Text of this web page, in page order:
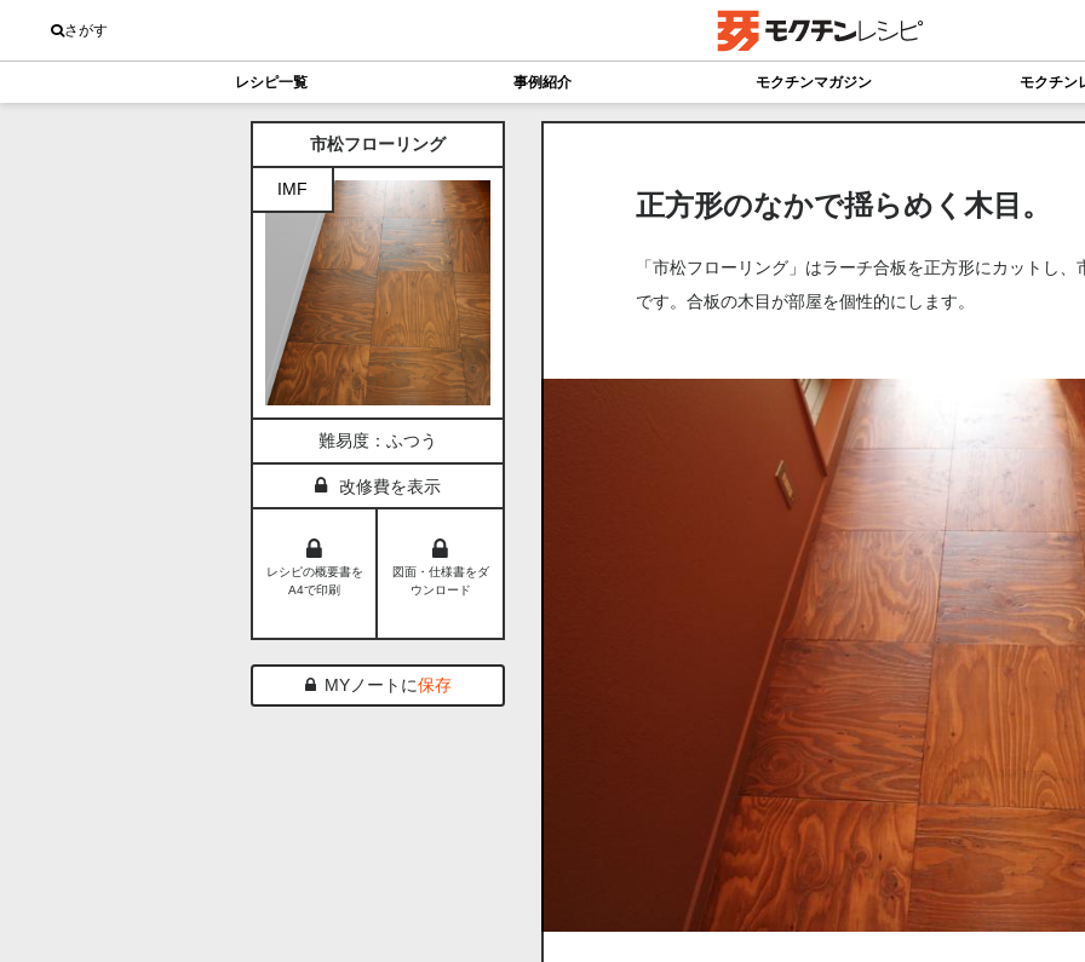
さがす
レシピ一覧 事例紹介 モクチンマガジン モクチン
市松フローリング
IMF
難易度：ふつう
改修費を表示
レシピの概要書を
A4で印刷
図面・仕様書をダ
ウンロード
MYノートに保存
正方形のなかで揺らめく木目。
「市松フローリング」はラーチ合板を正方形にカットし
です。合板の木目が部屋を個性的にします。